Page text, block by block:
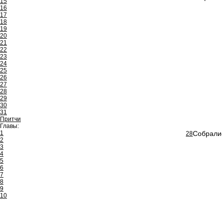
16
17
18
19
20
21
22
23
24
25
26
27
28
29
30
31
Притчи
Главы:
1
2
3
4
5
6
7
8
9
10
28